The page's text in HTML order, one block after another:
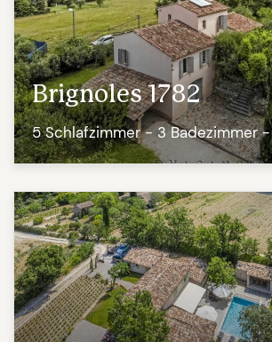
Brignoles 1782
5 Schlafzimmer - 3 Badezimmer